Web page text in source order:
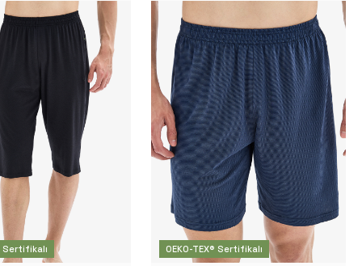
Sertifikalı OEKO-TEX® Sertifikalı